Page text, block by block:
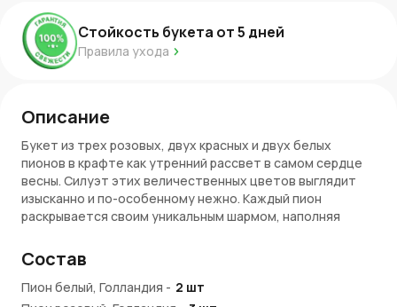
Стойкость букета от5 дней
Правила ухода
Описание
Букет из трех розовых, двух красных и двух белых
пионов в крафте как утренний рассвет в самом сердце
весны. Силуэт этих величественных цветов выглядит
изысканно и по-особенному нежно. Каждый пион
раскрывается своим уникальным шармом, наполняя
белого. Крафтовая упаковка, в которую они завернуты,
подчеркивает природную красоту и простоту цветов,
придавая букету элегантность и завершенность.
Состав
Пион белый, Голландия - 2 шт